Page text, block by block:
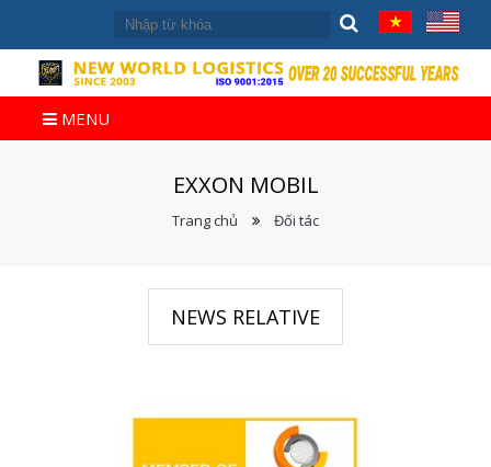
MENU
EXXON MOBIL
Trang chủ Đối tác
NEWS RELATIVE